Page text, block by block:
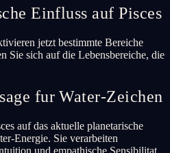
Einfluss auf Pisces
jetzt bestimmte Bereiche
Sie sich auf die Lebensbereiche, die
fur Water-Zeichen
auf das aktuelle planetarische
Energie. Sie verarbeiten
und empathische Sensibilitat.